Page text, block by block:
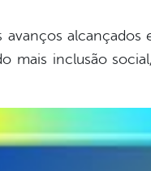
mais inclusão